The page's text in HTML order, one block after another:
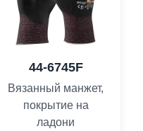
44-6745F
Вязанный манжет,
покрытие на
ладони